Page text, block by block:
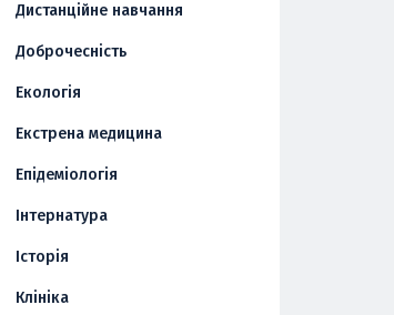
Дистанційне навчання
Доброчесність
Екологія
Екстрена медицина
Епідеміологія
Інтернатура
Історія
Клініка